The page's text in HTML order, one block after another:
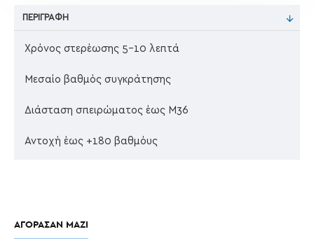
ΠΕΡΙΓΡΑΦΉ
Χρόνος στερέωσης 5-10 λεπτά
Μεσαίο βαθμός συγκράτησης
Διάσταση σπειρώματος έως Μ36
Αντοχή έως +180 βαθμόυς
ΑΓΌΡΑΣΑΝ ΜΑΖΊ